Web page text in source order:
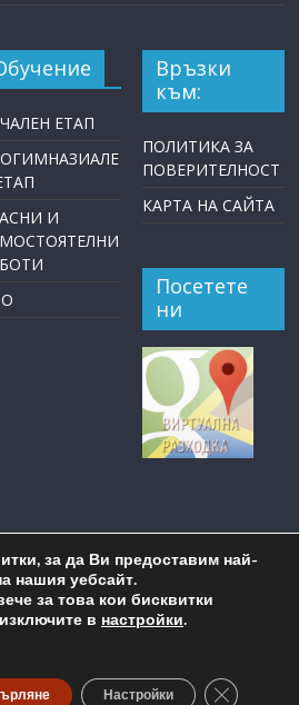
ЕТАП
И
Връзки
към:
ПОЛИТИКА ЗА
ПОВЕРИТЕЛНОСТ
КАРТА НА САЙТА
Посетете
ни
Крачолов Яворов" Бургас
за да Ви предоставим най-
нашия уебсайт.
за това кои бисквитки
в настройки.
Настройки Close